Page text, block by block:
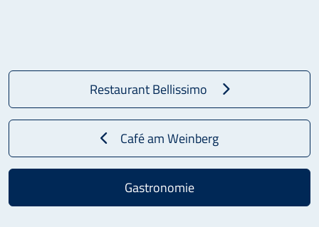
Gastronomie
Restaurant Bellissimo
Café am Weinberg